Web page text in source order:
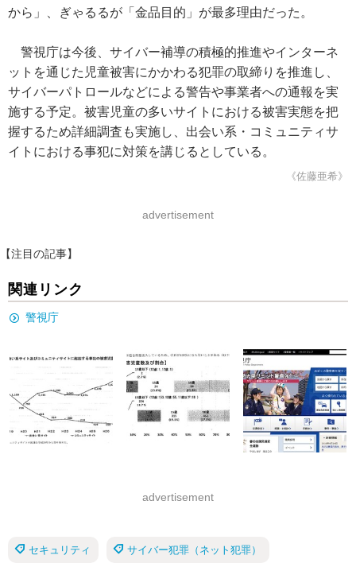
から」、ぎゃるるが「金品目的」が最多理由だった。
警視庁は今後、サイバー補導の積極的推進やインターネ
ットを通じた児童被害にかかわる犯罪の取締りを推進し、
サイバーパトロールなどによる警告や事業者への通報を実
施する予定。被害児童の多いサイトにおける被害実態を把
握するため詳細調査も実施し、出会い系・コミュニティサ
イトにおける事犯に対策を講じるとしている。
《佐藤亜希》
advertisement
【注目の記事】
関連リンク
警視庁
advertisement
セキュリティ サイバー犯罪（ネット犯罪）